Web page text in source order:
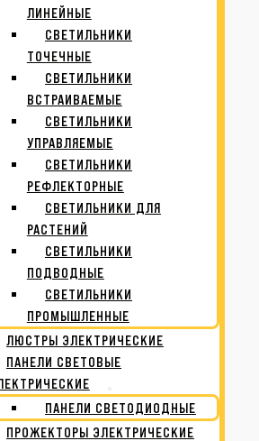
ЛИНЕЙНЫЕ
СВЕТИЛЬНИКИ
ТОЧЕЧНЫЕ
СВЕТИЛЬНИКИ
ВСТРАИВАЕМЫЕ
СВЕТИЛЬНИКИ
УПРАВЛЯЕМЫЕ
СВЕТИЛЬНИКИ
РЕФЛЕКТОРНЫЕ
СВЕТИЛЬНИКИ ДЛЯ
РАСТЕНИЙ
СВЕТИЛЬНИКИ
ПОДВОДНЫЕ
СВЕТИЛЬНИКИ
ПРОМЫШЛЕННЫЕ
ЛЮСТРЫ ЭЛЕКТРИЧЕСКИЕ
ПАНЕЛИ СВЕТОВЫЕ
ПАНЕЛИ СВЕТОДИОДНЫЕ
ПРОЖЕКТОРЫ ЭЛЕКТРИЧЕСКИЕ